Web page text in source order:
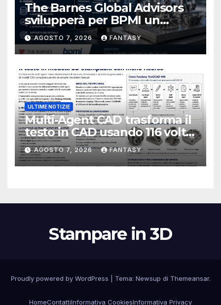
The Barnes Global Advisors
svilupperà per BPMI un
database per la stampa 3D
metallica destinata alla filiera
navale statunitense
AGOSTO 7, 2026 FANTASY
ULTIME NOTIZIE
Multi-Agent CAD trasforma il
testo in CAD usando 116 volte
meno token
AGOSTO 7, 2026 FANTASY
Stampare in 3D
Proudly powered by WordPress Tema: Newsup di Themeansar.
HomeContattiInformativa CookiesInformativa Privacy